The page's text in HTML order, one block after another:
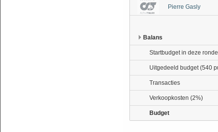
Pierre Gasly
Balans
Startbudget in deze ronde
Uitgedeeld budget (540
Transacties
Verkoopkosten (2%)
Budget